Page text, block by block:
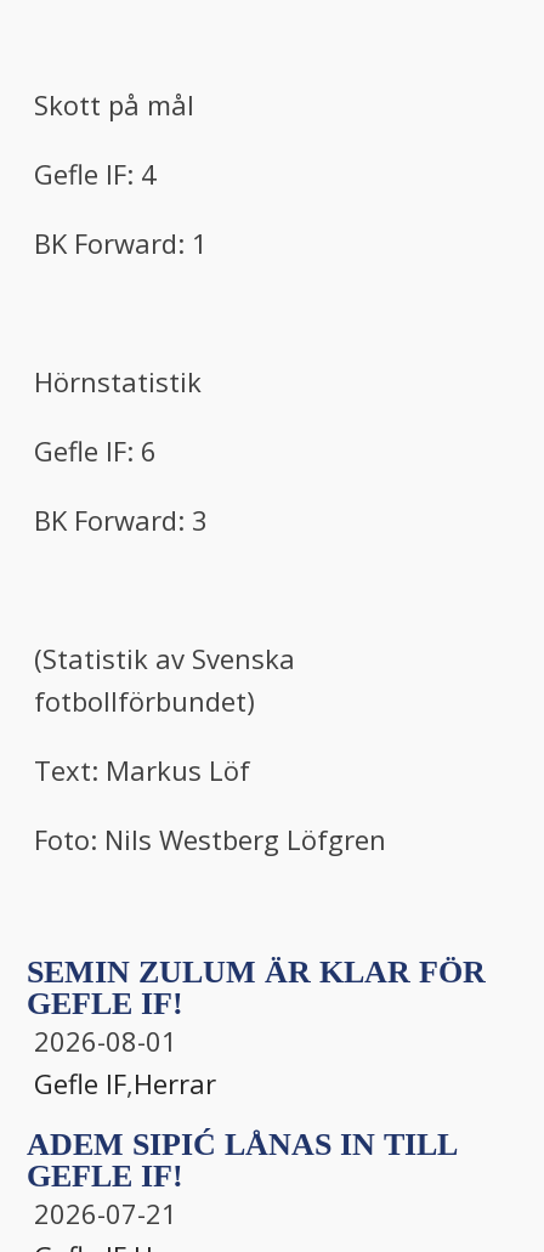
Skott på mål
Gefle IF: 4
BK Forward: 1
Hörnstatistik
Gefle IF: 6
BK Forward: 3
(Statistik av Svenska
fotbollförbundet)
Text: Markus Löf
Foto: Nils Westberg Löfgren
SEMIN ZULUM ÄR KLAR FÖR
GEFLE IF!
2026-08-01
Gefle IF,Herrar
ADEM SIPIĆ LÅNAS IN TILL
GEFLE IF!
2026-07-21